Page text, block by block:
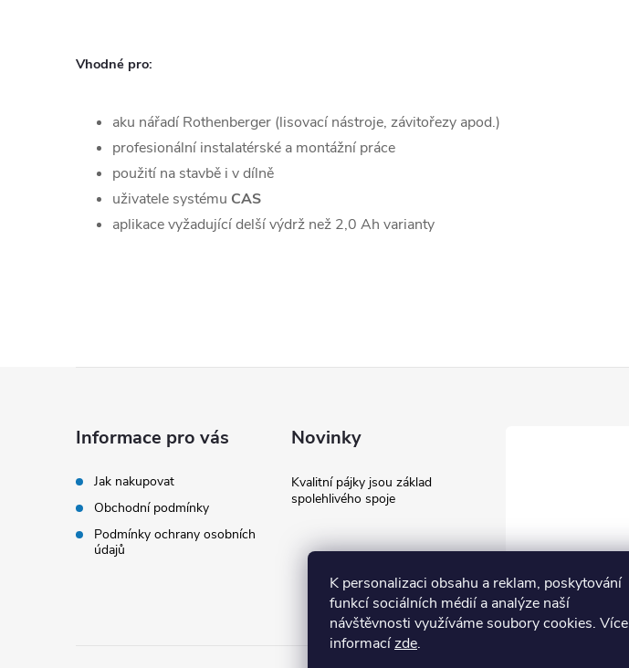
K personalizaci obsahu a reklam, poskytování
funkcí sociálních médií a analýze naší
návštěvnosti využíváme soubory cookies. Více
informacízde.
Vhodné pro:
aku nářadí Rothenberger (lisovací nástroje, závitořezy apod.)
profesionální instalatérské a montážní práce
použití na stavbě i v dílně
uživatele systému CAS
aplikace vyžadující delší výdrž než 2,0 Ah varianty
Informace pro vás
Jak nakupovat
Obchodní podmínky
Podmínky ochrany osobních
údajů
Novinky
Kvalitní pájky jsou základ
spolehlivého spoje